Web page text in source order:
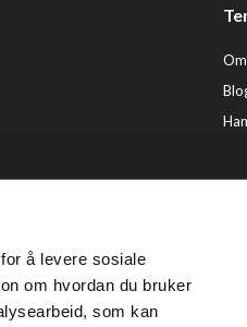
å levere sosiale
om hvordan du bruker
som kan
© Tendenz Hårpleie AS